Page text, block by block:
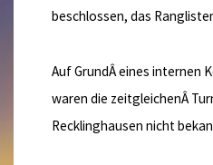
beschlossen, das
Auf GrundÂ eines internen
waren die zeitgleichenÂ
Recklinghausen nicht